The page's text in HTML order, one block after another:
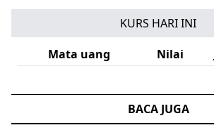
KURS HARI INI
Mata uang
Nilai
BACA JUGA